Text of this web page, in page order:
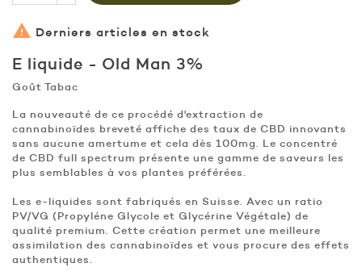
 Derniers articles en stock
E liquide - Old Man 3%
Goût Tabac
La nouveauté de ce procédé d'extraction de
cannabinoïdes breveté affiche des taux de CBD innovants
sans aucune amertume et cela dès 100mg. Le concentré
de CBD full spectrum présente une gamme de saveurs les
plus semblables à vos plantes préférées.
Les e-liquides sont fabriqués en Suisse. Avec un ratio
PV/VG (Propyléne Glycole et Glycérine Végétale) de
qualité premium. Cette création permet une meilleure
assimilation des cannabinoïdes et vous procure des effets
authentiques.